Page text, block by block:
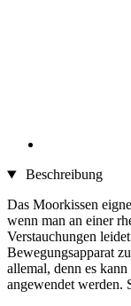
Beschreibung
Das Moorkissen
wenn man an einer
Verstauchungen
Bewegungsapparat
allemal, denn es
angewendet werden.